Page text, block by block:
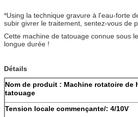
*Using la technique gravure à l'eau-forte
subir givrer le traitement, sentez-vous de
Cette machine de tatouage connue sous
longue durée !
Détails
Nom de produit : Machine rotatoire de
tatouage
Tension locale commençante/: 4/10V